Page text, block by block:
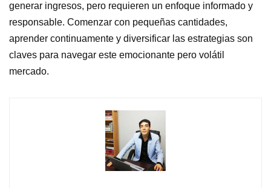
generar ingresos, pero requieren un enfoque informado y
responsable. Comenzar con pequeñas cantidades,
aprender continuamente y diversificar las estrategias son
claves para navegar este emocionante pero volátil
mercado.